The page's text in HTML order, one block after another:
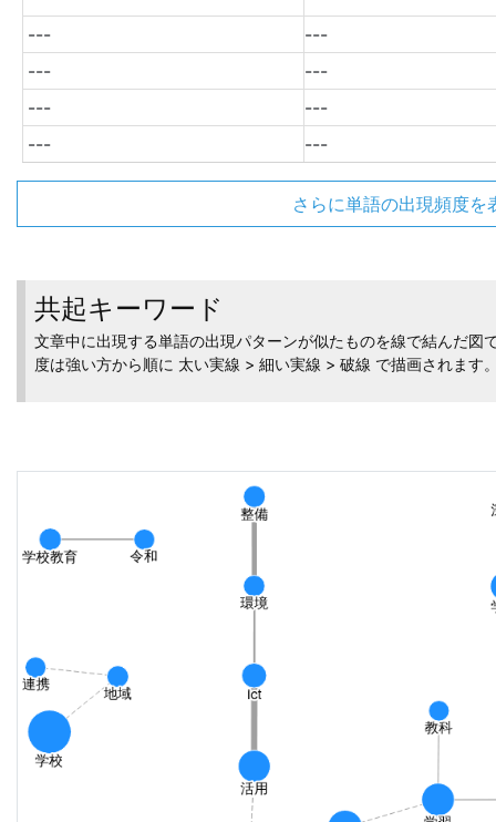
---
---
---
---
---
---
---
---
さらに単語の出現頻度を
共起キーワード
文章中に出現する単語の出現パターンが似たものを線で結んだ図
度は強い方から順に 太い実線 > 細い実線 > 破線 で描画されます